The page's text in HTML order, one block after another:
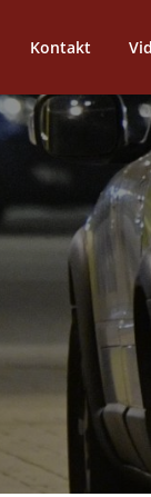
Kontakt